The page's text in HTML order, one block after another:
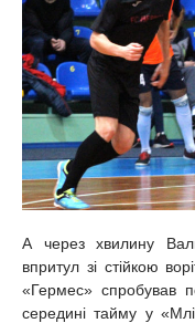
А через хвилину
впритул зі стійкою
«Гермес» спробував
середині тайму у